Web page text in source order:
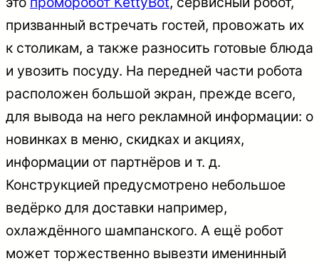
призванный встречать гостей, провожать их
к столикам, а также разносить готовые блюда
и увозить посуду. На передней части робота
расположен большой экран, прежде всего,
для вывода на него рекламной информации: о
новинках в меню, скидках и акциях,
информации от партнёров и т. д.
Конструкцией предусмотрено небольшое
ведёрко для доставки например,
охлаждённого шампанского. А ещё робот
может торжественно вывезти именинный